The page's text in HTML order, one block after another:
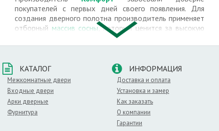
покупателей с первых дней своего появления. Для
создания дверного полотна производитель применяет
отборный массив сосны, который ценится за высокую
полотна органично впишутся в интерьер квартиры или
офиса.
Яркие натуральные оттенки и использование патины
позволяет устанавливать их в помещениях,
оформленных в стиле
хай-текили в
КАТАЛОГ
Межкомнатные двери
Входные двери
Арки дверные
Фурнитура
ИНФОРМАЦИЯ
Доставка и оплата
Установка и замер
Как заказать
О компании
Гарантии